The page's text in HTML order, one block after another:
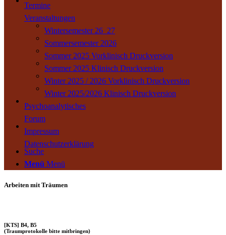
Termine
Veranstaltungen
Wintersemester 26_27
Sommersemester 2026
Sommer 2025 Vorklinisch Druckversion
Sommer 2025 Klinisch Druckversion
Winter 2025 / 2026 Vorklinisch Druckversion
Winter 2025/2026 Klinisch Druckversion
Psychoanalytisches
Forum
Impressum
Datenschutzerklärung
Suche
Menü Menü
Arbeiten mit Träumen
[KTS] B4, B5
(Traumprotokolle bitte mitbringen)